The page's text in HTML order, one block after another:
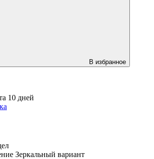
В избранное
10 дней
Зеркальный вариант